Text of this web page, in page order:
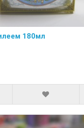
180мл